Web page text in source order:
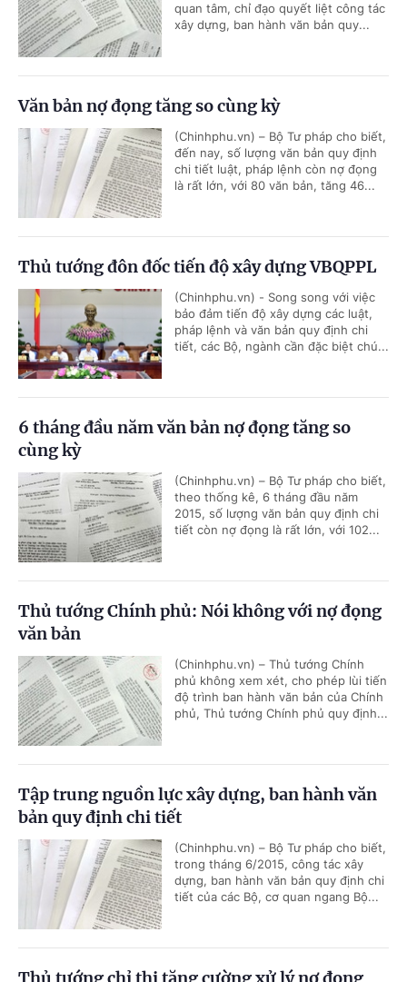
quan tâm, chỉ đạo quyết liệt công tác
xây dựng, ban hành văn bản quy...
Văn bản nợ đọng tăng so cùng kỳ
(Chinhphu.vn) – Bộ Tư pháp cho biết,
đến nay, số lượng văn bản quy định
chi tiết luật, pháp lệnh còn nợ đọng
là rất lớn, với 80 văn bản, tăng 46...
Thủ tướng đôn đốc tiến độ xây dựng VBQPPL
(Chinhphu.vn) - Song song với việc
bảo đảm tiến độ xây dựng các luật,
pháp lệnh và văn bản quy định chi
tiết, các Bộ, ngành cần đặc biệt chú...
6 tháng đầu năm văn bản nợ đọng tăng so
cùng kỳ
(Chinhphu.vn) – Bộ Tư pháp cho biết,
theo thống kê, 6 tháng đầu năm
2015, số lượng văn bản quy định chi
tiết còn nợ đọng là rất lớn, với 102...
Thủ tướng Chính phủ: Nói không với nợ đọng
văn bản
(Chinhphu.vn) – Thủ tướng Chính
phủ không xem xét, cho phép lùi tiến
độ trình ban hành văn bản của Chính
phủ, Thủ tướng Chính phủ quy định...
Tập trung nguồn lực xây dựng, ban hành văn
bản quy định chi tiết
(Chinhphu.vn) – Bộ Tư pháp cho biết,
trong tháng 6/2015, công tác xây
dựng, ban hành văn bản quy định chi
tiết của các Bộ, cơ quan ngang Bộ...